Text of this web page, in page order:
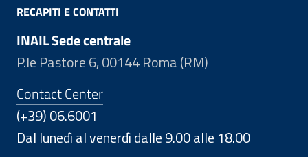
RECAPITI E CONTATTI
INAIL Sede centrale
P.le Pastore 6, 00144 Roma (RM)
Contact Center
(+39) 06.6001
Dal lunedì al venerdì dalle 9.00 alle 18.00